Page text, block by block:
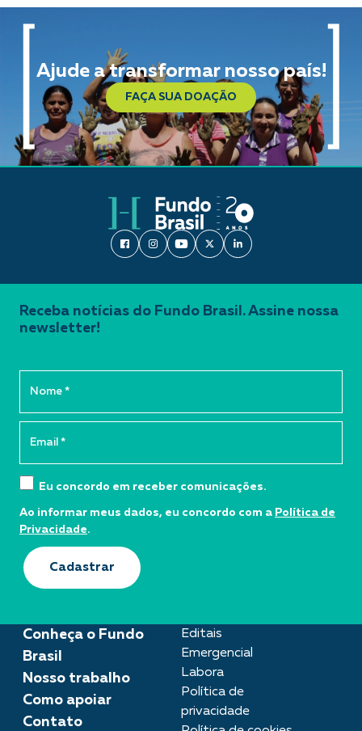
Ajude a transformar nosso país!
FAÇA SUA DOAÇÃO
Conheça o Fundo
Brasil
Nosso trabalho
Como apoiar
Contato
Editais
Emergencial
Labora
Política de
privacidade
Receba notícias do Fundo Brasil. Assine nossa
newsletter!
Eu concordo em receber comunicações.
Ao informar meus dados, eu concordo com a Política de
Privacidade.
Cadastrar